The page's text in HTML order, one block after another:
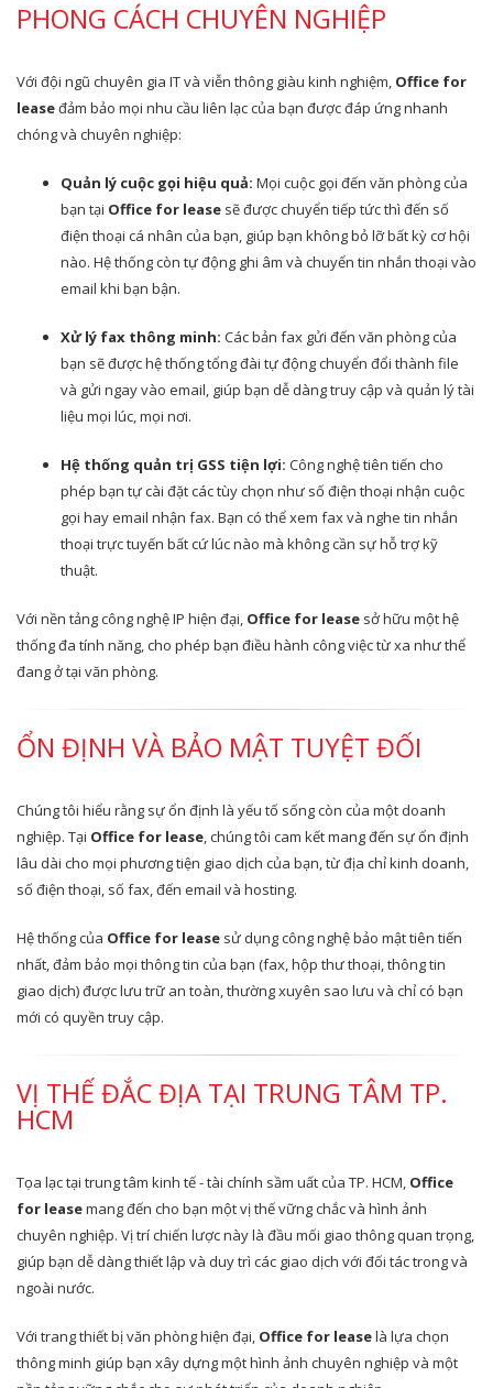
PHONG CÁCH CHUYÊN NGHIỆP
Với đội ngũ chuyên gia IT và viễn thông giàu kinh nghiệm, Office for
leaseđảm bảo mọi nhu cầu liên lạc của bạn được đáp ứng nhanh
chóng và chuyên nghiệp:
Quản lý cuộc gọi hiệu quả: Mọi cuộc gọi đến văn phòng của
bạn tại Office for lease sẽ được chuyển tiếp tức thì đến số
điện thoại cá nhân của bạn, giúp bạn không bỏ lỡ bất kỳ cơ hội
nào. Hệ thống còn tự động ghi âm và chuyển tin nhắn thoại vào
email khi bạn bận.
Xử lý fax thông minh: Các bản fax gửi đến văn phòng của
bạn sẽ được hệ thống tổng đài tự động chuyển đổi thành file
và gửi ngay vào email, giúp bạn dễ dàng truy cập và quản lý tài
liệu mọi lúc, mọi nơi.
Hệ thống quản trị GSS tiện lợi: Công nghệ tiên tiến cho
phép bạn tự cài đặt các tùy chọn như số điện thoại nhận cuộc
gọi hay email nhận fax. Bạn có thể xem fax và nghe tin nhắn
thoại trực tuyến bất cứ lúc nào mà không cần sự hỗ trợ kỹ
thuật.
Với nền tảng công nghệ IP hiện đại, Office for lease sở hữu một hệ
thống đa tính năng, cho phép bạn điều hành công việc từ xa như thể
đang ở tại văn phòng.
ỔN ĐỊNH VÀ BẢO MẬT TUYỆT ĐỐI
Chúng tôi hiểu rằng sự ổn định là yếu tố sống còn của một doanh
nghiệp. Tại Office for lease, chúng tôi cam kết mang đến sự ổn định
lâu dài cho mọi phương tiện giao dịch của bạn, từ địa chỉ kinh doanh,
số điện thoại, số fax, đến email và hosting.
Hệ thống của Office for lease sử dụng công nghệ bảo mật tiên tiến
nhất, đảm bảo mọi thông tin của bạn (fax, hộp thư thoại, thông tin
giao dịch) được lưu trữ an toàn, thường xuyên sao lưu và chỉ có bạn
mới có quyền truy cập.
VỊ THẾ ĐẮC ĐỊA TẠI TRUNG TÂM TP.
HCM
Tọa lạc tại trung tâm kinh tế - tài chính sầm uất của TP. HCM, Office
for leasemang đến cho bạn một vị thế vững chắc và hình ảnh
chuyên nghiệp. Vị trí chiến lược này là đầu mối giao thông quan trọng,
giúp bạn dễ dàng thiết lập và duy trì các giao dịch với đối tác trong và
ngoài nước.
Với trang thiết bị văn phòng hiện đại, Office for leaselà lựa chọn
thông minh giúp bạn xây dựng một hình ảnh chuyên nghiệp và một